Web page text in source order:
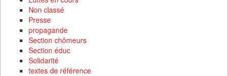
Non classé
Presse
propagande
Section chômeurs
Section éduc
Solidarité
textes de référence